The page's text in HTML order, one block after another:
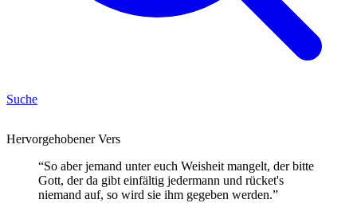
Suche
Hervorgehobener Vers
“So aber jemand unter euch Weisheit mangelt, der bitte
Gott, der da gibt einfältig jedermann und rücket's
niemand auf, so wird sie ihm gegeben werden.”